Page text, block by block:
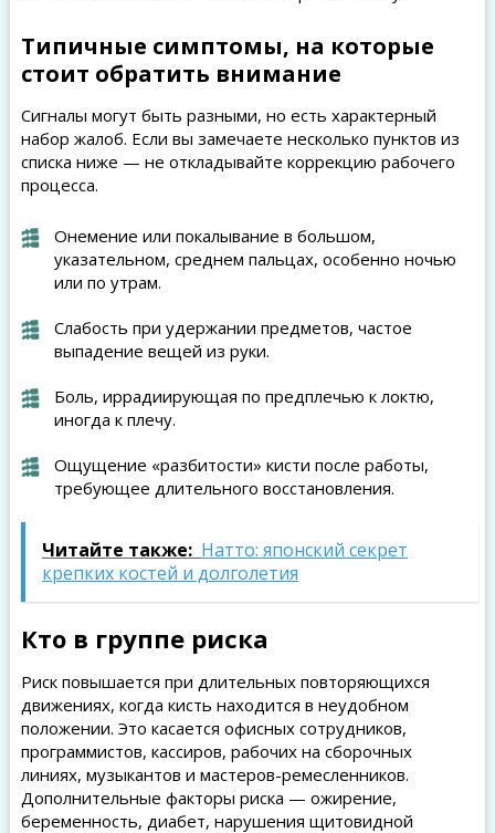
Типичные симптомы, на которые
стоит обратить внимание
Сигналы могут быть разными, но есть характерный
набор жалоб. Если вы замечаете несколько пунктов из
списка ниже — не откладывайте коррекцию рабочего
процесса.
Онемение или покалывание в большом,
указательном, среднем пальцах, особенно ночью
или по утрам.
Слабость при удержании предметов, частое
выпадение вещей из руки.
Боль, иррадиирующая по предплечью к локтю,
иногда к плечу.
Ощущение «разбитости» кисти после работы,
требующее длительного восстановления.
Читайте также: Натто: японский секрет
крепких костей и долголетия
Кто в группе риска
Риск повышается при длительных повторяющихся
движениях, когда кисть находится в неудобном
положении. Это касается офисных сотрудников,
программистов, кассиров, рабочих на сборочных
линиях, музыкантов и мастеров-ремесленников.
Дополнительные факторы риска — ожирение,
беременность, диабет, нарушения щитовидной